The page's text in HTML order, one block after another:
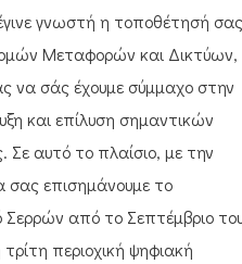
γνωστή η τοποθέτησή σας
Μεταφορών και Δικτύων,
να σάς έχουμε σύμμαχο στην
και επίλυση σημαντικών
αυτό το πλαίσιο, με την
σας επισημάνουμε το
Σερρών από το Σεπτέμβριο
περιοχική ψηφιακή